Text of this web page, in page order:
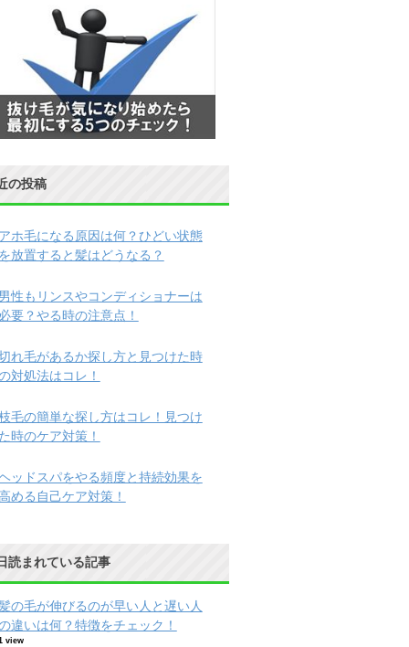
の投稿
ホ毛になる原因は何？ひどい状態
放置すると髪はどうなる？
性もリンスやコンディショナーは
要？やる時の注意点！
れ毛があるか探し方と見つけた時
対処法はコレ！
毛の簡単な探し方はコレ！見つけ
時のケア対策！
ッドスパをやる頻度と持続効果を
める自己ケア対策！
読まれている記事
の毛が伸びるのが早い人と遅い人
違いは何？特徴をチェック！
view